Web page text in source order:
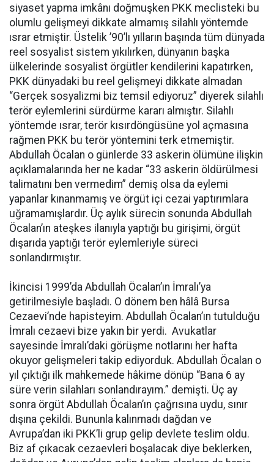
siyaset yapma imkânı doğmuşken PKK meclisteki bu
olumlu gelişmeyi dikkate almamış silahlı yöntemde
ısrar etmiştir. Üstelik ’90’lı yılların başında tüm dünyada
reel sosyalist sistem yıkılırken, dünyanın başka
ülkelerinde sosyalist örgütler kendilerini kapatırken,
PKK dünyadaki bu reel gelişmeyi dikkate almadan
“Gerçek sosyalizmi biz temsil ediyoruz” diyerek silahlı
terör eylemlerini sürdürme kararı almıştır. Silahlı
yöntemde ısrar, terör kısırdöngüsüne yol açmasına
rağmen PKK bu terör yöntemini terk etmemiştir.
Abdullah Öcalan o günlerde 33 askerin ölümüne ilişkin
açıklamalarında her ne kadar “33 askerin öldürülmesi
talimatını ben vermedim” demiş olsa da eylemi
yapanlar kınanmamış ve örgüt içi cezai yaptırımlara
uğramamışlardır. Üç aylık sürecin sonunda Abdullah
Öcalan’ın ateşkes ilanıyla yaptığı bu girişimi, örgüt
dışarıda yaptığı terör eylemleriyle süreci
sonlandırmıştır.
İkincisi 1999’da Abdullah Öcalan’ın İmralı’ya
getirilmesiyle başladı. O dönem ben hâlâ Bursa
Cezaevi’nde hapisteyim. Abdullah Öcalan’ın tutulduğu
İmralı cezaevi bize yakın bir yerdi. Avukatlar
sayesinde İmralı’daki görüşme notlarını her hafta
okuyor gelişmeleri takip ediyorduk. Abdullah Öcalan o
yıl çıktığı ilk mahkemede hâkime dönüp “Bana 6 ay
süre verin silahları sonlandırayım.” demişti. Üç ay
sonra örgüt Abdullah Öcalan’ın çağrısına uydu, sınır
dışına çekildi. Bununla kalınmadı dağdan ve
Avrupa’dan iki PKK’li grup gelip devlete teslim oldu.
Biz af çıkacak cezaevleri boşalacak diye beklerken,